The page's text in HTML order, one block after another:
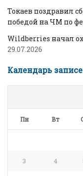
Токаев поздравил
победой на ЧМ по
Wildberries начал
29.07.2026
Календарь
Пн Вт
3 4